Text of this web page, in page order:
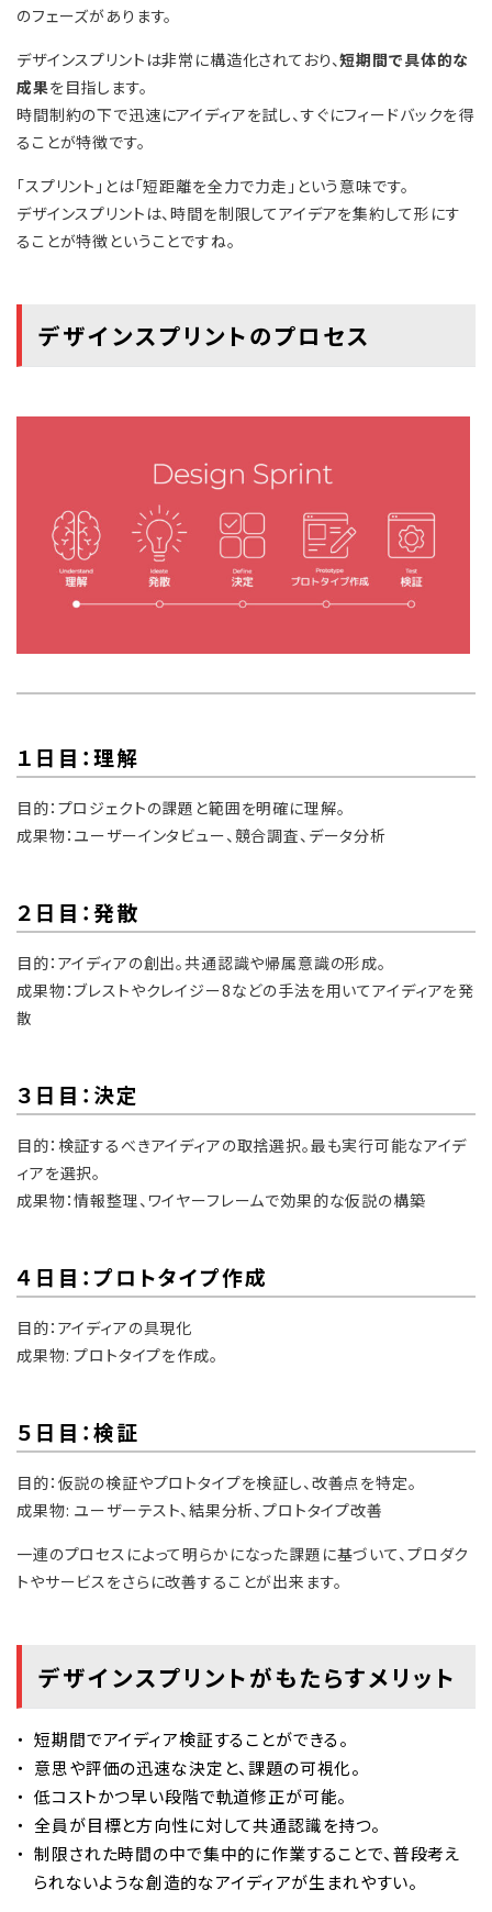
のフェーズがあります。
デザインスプリントは非常に構造化されており、短期間で具体的な
成果を目指します。
時間制約の下で迅速にアイディアを試し、すぐにフィードバックを得
ることが特徴です。
「スプリント」とは「短距離を全力で力走」という意味です。
デザインスプリントは、時間を制限してアイデアを集約して形にす
ることが特徴ということですね。
デザインスプリントのプロセス
１日目：理解
目的：プロジェクトの課題と範囲を明確に理解。
成果物：ユーザーインタビュー、競合調査、データ分析
２日目：発散
目的：アイディアの創出。共通認識や帰属意識の形成。
成果物：ブレストやクレイジー8などの手法を用いてアイディアを発
散
３日目：決定
目的：検証するべきアイディアの取捨選択。最も実行可能なアイデ
ィアを選択。
成果物：情報整理、ワイヤーフレームで効果的な仮説の構築
４日目：プロトタイプ作成
目的：アイディアの具現化
成果物: プロトタイプを作成。
５日目：検証
目的：仮説の検証やプロトタイプを検証し、改善点を特定。
成果物: ユーザーテスト、結果分析、プロトタイプ改善
一連のプロセスによって明らかになった課題に基づいて、プロダク
トやサービスをさらに改善することが出来ます。
デザインスプリントがもたらすメリット
短期間でアイディア検証することができる。
意思や評価の迅速な決定と、課題の可視化。
低コストかつ早い段階で軌道修正が可能。
全員が目標と方向性に対して共通認識を持つ。
制限された時間の中で集中的に作業することで、普段考え
られないような創造的なアイディアが生まれやすい。